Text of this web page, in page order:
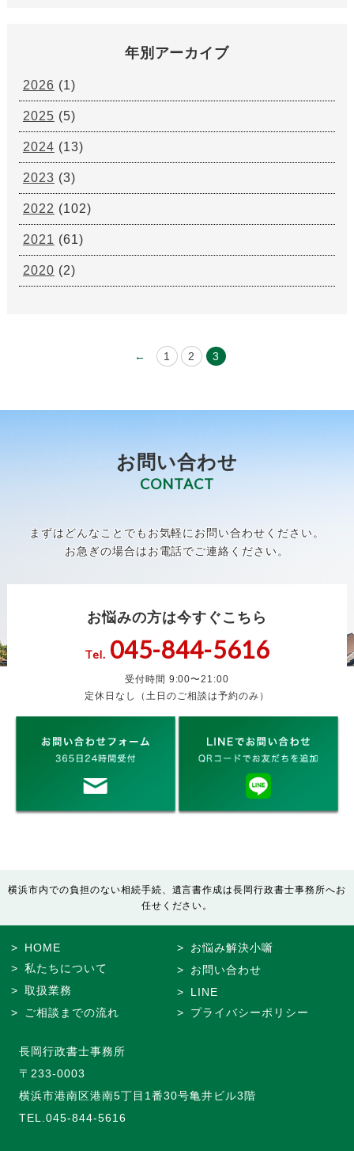
年別アーカイブ
2026 (1)
2025 (5)
2024 (13)
2023 (3)
2022 (102)
2021 (61)
2020 (2)
← 1 2 3
お問い合わせ
CONTACT
まずはどんなことでもお気軽にお問い合わせください。
お急ぎの場合はお電話でご連絡ください。
お悩みの方は今すぐこちら
Tel. 045-844-5616
受付時間 9:00〜21:00
定休日なし（土日のご相談は予約のみ）
横浜市内での負担のない相続手続、遺言書作成は長岡行政書士事務所へお
任せください。
HOME
私たちについて
取扱業務
ご相談までの流れ
お悩み解決小噺
お問い合わせ
LINE
プライバシーポリシー
長岡行政書士事務所
〒233-0003
横浜市港南区港南5丁目1番30号亀井ビル3階
TEL. 045-844-5616